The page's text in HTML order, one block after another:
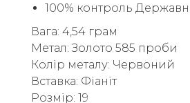
100% контроль
Вага: 4,54 грам
Метал: Золото 585 проби
Колір металу: Червоний
Вставка: Фіаніт
Розмір: 19